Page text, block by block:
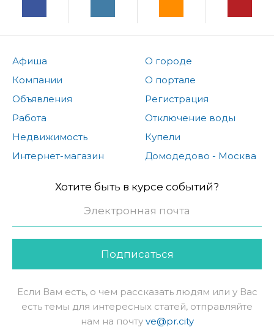
Афиша
Компании
Объявления
Работа
Недвижимость
Интернет-магазин
О городе
О портале
Регистрация
Отключение воды
Купели
Домодедово - Москва
Хотите быть в курсе событий?
Подписаться
Если Вам есть, о чем рассказать людям или у Вас
есть темы для интересных статей, отправляйте
нам на почту ve@pr.city